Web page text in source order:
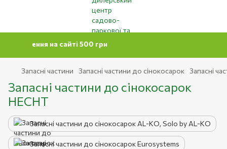
на сайті 500 грн
Запасні частини Запасні частини до сінокосарок Запасні
Запасні частини до сінокосарок
HECHT
Запасні частини до сінокосарок AL-KO, Solo by AL-KO
Запасні частини до сінокосарок Eurosystems